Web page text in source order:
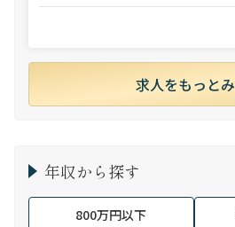
求人をもっと
年収から探す
800万円以下